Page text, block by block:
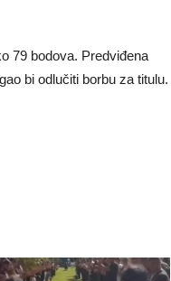
79 bodova. Predviđena
bi odlučiti borbu za titulu.